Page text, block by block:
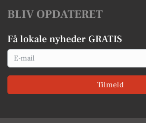
BLIV OPDATERET
Få lokale nyheder GRATIS
Email
Tilmeld